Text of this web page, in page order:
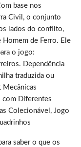
base nos
Civil, o conjunto
lados do conflito,
Homem de Ferro. Ele
o jogo:
Dependência
traduzida ou
Mecânicas
com Diferentes
Colecionável, Jogo
saber o que os